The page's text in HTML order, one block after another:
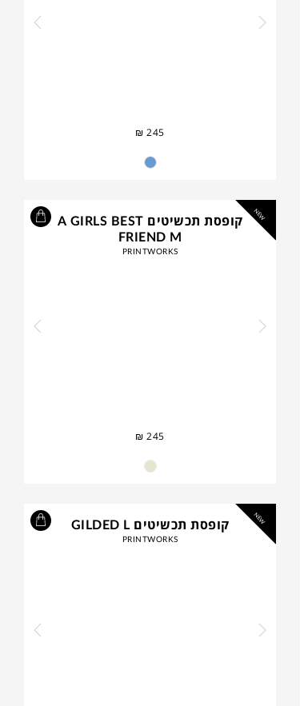
₪ 245
NEW
קופסת תכשיטים A GIRLS BEST
FRIEND M
PRINTWORKS
₪ 245
NEW קופסת תכשיטים GILDED L
PRINTWORKS